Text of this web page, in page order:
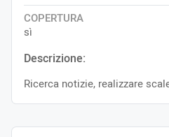
COPERTURA
sì
Descrizione:
Ricerca notizie, realizzare